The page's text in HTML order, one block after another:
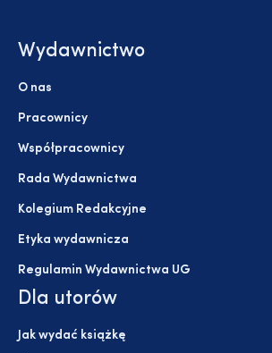
Wydawnictwo
O nas
Pracownicy
Współpracownicy
Rada Wydawnictwa
Kolegium Redakcyjne
Etyka wydawnicza
Regulamin Wydawnictwa UG
Dla utorów
Jak wydać książkę